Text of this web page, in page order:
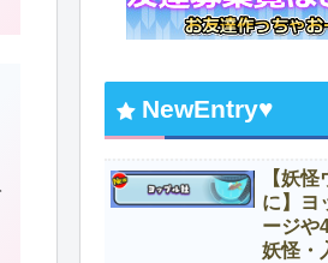
NewEntry♥
【妖
に】ヨ
ージや
妖怪・